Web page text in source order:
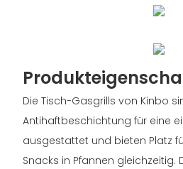
Die Tisch-Gasgrills von Kinbo
Antihaftbeschichtung für eine
ausgestattet und bieten Platz
Snacks in Pfannen gleichzeitig.